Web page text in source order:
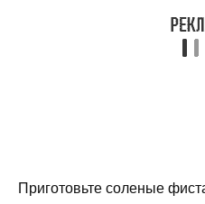
Приготовьте соленые